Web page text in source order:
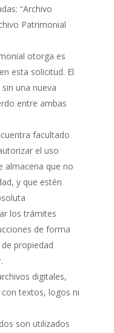
“Archivo
Patrimonial
otorga es
esta solicitud. El
una nueva
entre ambas
facultado
el uso
almacena que no
y que estén
los trámites
de forma
propiedad
digitales,
textos, logos ni
son utilizados